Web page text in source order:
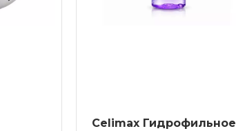
Celimax Гидрофильное